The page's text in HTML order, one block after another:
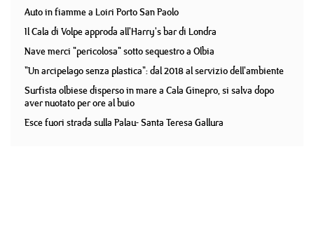
Auto in fiamme a Loiri Porto San Paolo
Il Cala di Volpe approda all'Harry's bar di Londra
Nave merci "pericolosa" sotto sequestro a Olbia
"Un arcipelago senza plastica": dal 2018 al servizio dell'ambiente
Surfista olbiese disperso in mare a Cala Ginepro, si salva dopo
aver nuotato per ore al buio
Esce fuori strada sulla Palau- Santa Teresa Gallura